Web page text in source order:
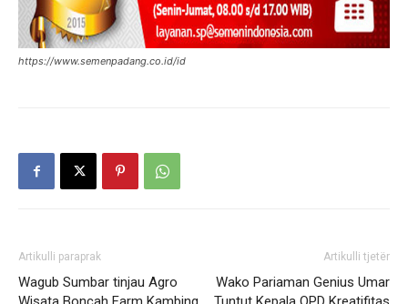
https://www.semenpadang.co.id/id
Artikulli paraprak
Wagub Sumbar tinjau Agro
Artikulli tjetër
Wako Pariaman Genius Umar